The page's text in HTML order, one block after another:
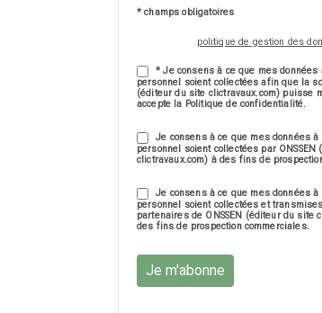
* champs obligatoires
politique de gestion des
* Je consens à ce que mes données
personnel soient collectées afin que la
(éditeur du site clictravaux.com) puisse
accepte la Politique de confidentialité.
Je consens à ce que mes données à
personnel soient collectées par
clictravaux.com) à des fins de
Je consens à ce que mes données à
personnel soient collectées et
partenaires de ONSSEN (éditeur du site
des fins de prospection commerciales.
Je m'abonne